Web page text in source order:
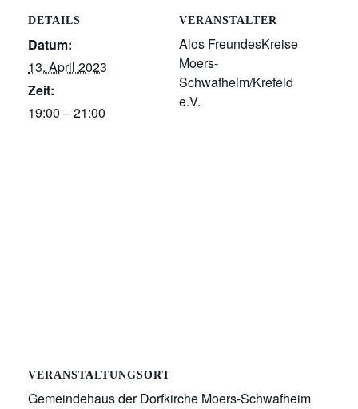
DETAILS
Datum:
13. April 2023
Zeit:
19:00 – 21:00
VERANSTALTER
Alos FreundesKreise
Moers-
Schwafheim/Krefeld
e.V.
VERANSTALTUNGSORT
Gemeindehaus der Dorfkirche Moers-Schwafheim